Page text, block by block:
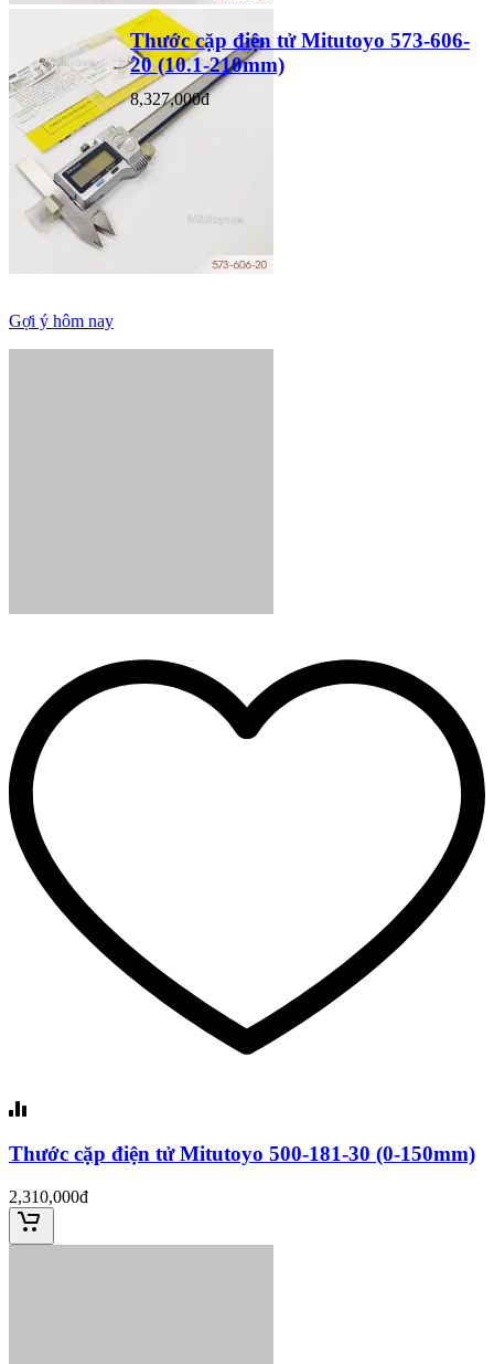
Thước cặp điện tử Mitutoyo 573-606-
20 (10.1-210mm)
8,327,000đ
Gợi ý hôm nay
Thước cặp điện tử Mitutoyo 500-181-30 (0-150mm)
2,310,000đ